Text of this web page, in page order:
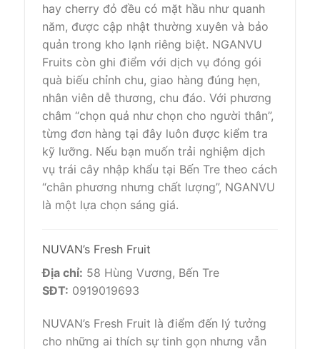
hay cherry đỏ đều có mặt hầu như quanh
năm, được cập nhật thường xuyên và bảo
quản trong kho lạnh riêng biệt. NGANVU
Fruits còn ghi điểm với dịch vụ đóng gói
quà biếu chỉnh chu, giao hàng đúng hẹn,
nhân viên dễ thương, chu đáo. Với phương
châm “chọn quả như chọn cho người thân”,
từng đơn hàng tại đây luôn được kiểm tra
kỹ lưỡng. Nếu bạn muốn trải nghiệm dịch
vụ trái cây nhập khẩu tại Bến Tre theo cách
“chân phương nhưng chất lượng”, NGANVU
là một lựa chọn sáng giá.
NUVAN’s Fresh Fruit
Địa chỉ: 58 Hùng Vương, Bến Tre
SĐT: 0919019693
NUVAN’s Fresh Fruit là điểm đến lý tưởng
cho những ai thích sự tinh gọn nhưng vẫn